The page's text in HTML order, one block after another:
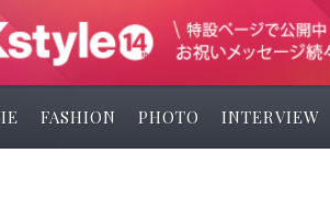
FASHION PHOTO INTERVIEW